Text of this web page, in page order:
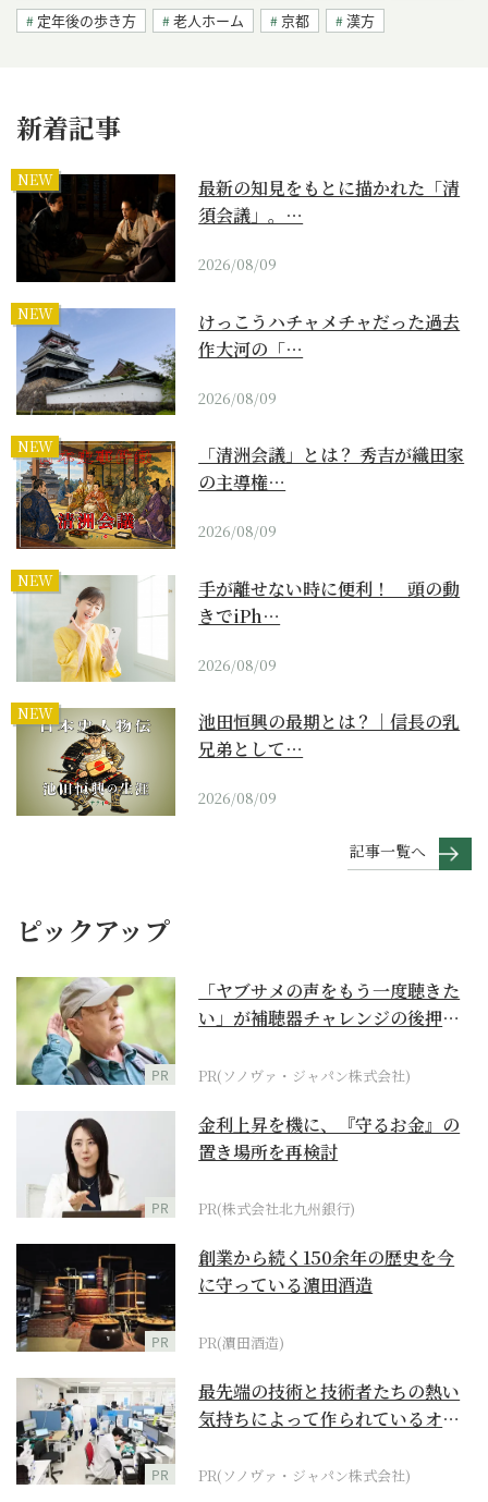
定年後の歩き方
老人ホーム 京都 漢方
新着記事
NEW
最新の知見をもとに描かれた「清
須会議」。…
2026/08/09
NEW
けっこうハチャメチャだった過去
作大河の「…
2026/08/09
NEW
「清洲会議」とは？ 秀吉が織田家
の主導権…
2026/08/09
NEW
手が離せない時に便利！ 頭の動
きでiPh…
2026/08/09
NEW
池田恒興の最期とは？｜信長の乳
兄弟として…
2026/08/09
記事一覧へ
ピックアップ
PR
「ヤブサメの声をもう一度聴きた
い」が補聴器チャレンジの後押し
PR(ソノヴァ・ジャパン株式会社)
PR
金利上昇を機に、『守るお金』の
置き場所を再検討
PR(株式会社北九州銀行)
PR
創業から続く150余年の歴史を今
に守っている濵田酒造
PR(濵田酒造)
PR
最先端の技術と技術者たちの熱い
気持ちによって作られているオー
PR(ソノヴァ・ジャパン株式会社)